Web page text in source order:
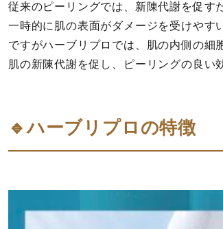
従来のピーリングでは、新陳代謝を促す
一時的に肌の表面がダメージを受けやす
ですがハーブリプロでは、肌の内側の細
肌の新陳代謝を促し、ピーリングの良い
🔹ハーブリプロの特徴